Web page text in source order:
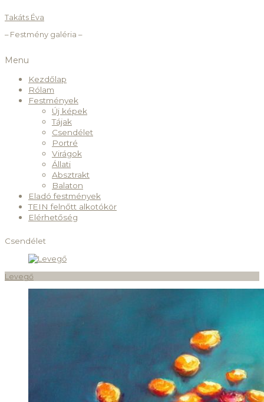
Takáts Éva
– Festmény galéria –
Menu
Kezdőlap
Rólam
Festmények
Új képek
Tájak
Csendélet
Portré
Virágok
Állati
Absztrakt
Balaton
Eladó festmények
TEIN felnőtt alkotókör
Elérhetőség
Csendélet
Levegő